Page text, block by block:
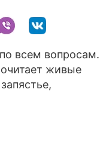
всем вопросам.
живые